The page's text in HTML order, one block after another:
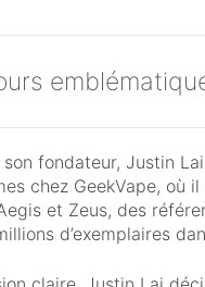
fondateur, Justin
chez GeekVape, où
et Zeus, des
d’exemplaires